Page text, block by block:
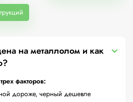
на металлолом и как
факторов:
дороже, черный дешевле